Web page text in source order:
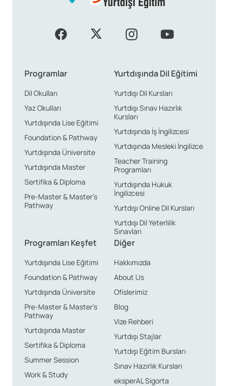
Programlar
Dil Okulları
Yaz Okulları
Yurtdışında Lise Eğitimi
Foundation & Pathway
Yurtdışında Üniversite
Yurtdışında Master
Sertifika & Diploma
Pre-Master & Master’s
Pathway
Yurtdışında Dil Eğitimi
Yurtdışı Dil Kursları
Yurtdışı Sınav Hazırlık
Kursları
Yurtdışında İş İngilizcesi
Yurtdışında Mesleki İngilizce
Teacher Training
Programları
Yurtdışında Hukuk
İngilizcesi
Yurtdışı Online Dil Kursları
Yurtdışı Dil Yeterlilik
Sınavları
Programları Keşfet
Yurtdışında Lise Eğitimi
Foundation & Pathway
Yurtdışında Üniversite
Pre-Master & Master’s
Pathway
Yurtdışında Master
Sertifika & Diploma
Summer Session
Work & Study
Diğer
Hakkımızda
About Us
Ofislerimiz
Blog
Vize Rehberi
Yurtdışı Stajlar
Yurtdışı Eğitim Bursları
Sınav Hazırlık Kursları
eksperAL Sigorta